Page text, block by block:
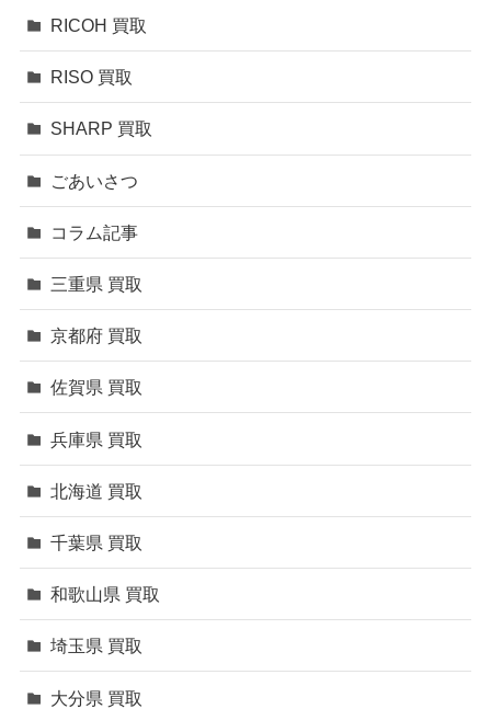
RICOH 買取
RISO 買取
SHARP 買取
ごあいさつ
コラム記事
三重県 買取
京都府 買取
佐賀県 買取
兵庫県 買取
北海道 買取
千葉県 買取
和歌山県 買取
埼玉県 買取
大分県 買取